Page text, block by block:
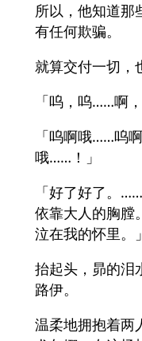
所以，他知道那
有任何欺骗。
就算交付一切，
「呜，呜……啊
「呜啊哦……呜
哦……！」
「好了好了。
依靠大人的胸膛
泣在我的怀里。」
抬起头，昴的泪
路伊。
温柔地拥抱着两